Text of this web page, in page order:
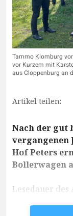
Tammo Klomburg
vor Kurzem mit
aus Cloppenburg an
Artikel teilen:
Nach der gut
vergangenen
Hof Peters
Bollerwagen
Lesedauer